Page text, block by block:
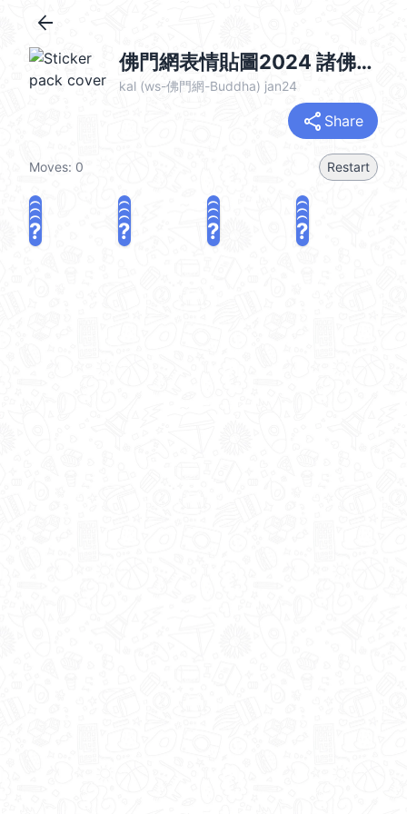
arrow_back
佛門網表情貼圖2024 諸佛菩薩篇 @kal_pc
kal (ws-佛門網-Buddha) jan24
share Share
Moves: 0 Restart
? ? ? ?
? ? ? ?
? ? ? ?
? ? ? ?